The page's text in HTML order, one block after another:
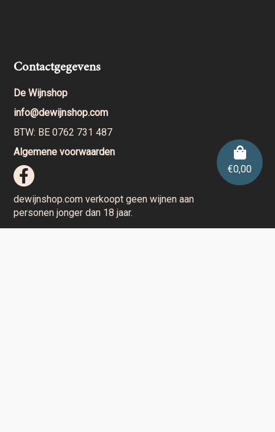
€0,00
Contactgegevens
De Wijnshop
info@dewijnshop.com
BTW: BE 0762 731 487
Algemene voorwaarden
dewijnshop.com verkoopt geen wijnen aan
personen jonger dan 18 jaar.